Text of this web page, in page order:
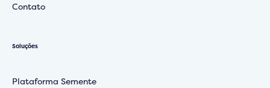
Contato
Soluções
Plataforma Semente